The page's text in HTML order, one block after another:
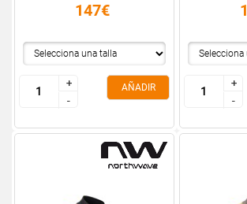
147€
+
-
+
-
AÑADIR
+
-
+
-